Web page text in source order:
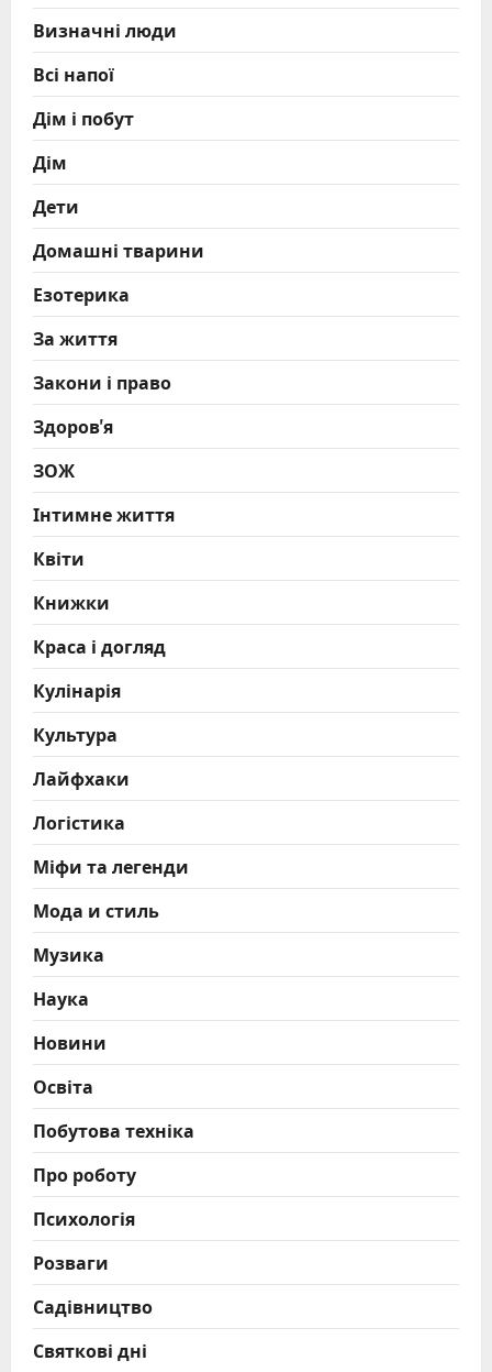
Визначні люди
Всі напої
Дім і побут
Дім
Дети
Домашні тварини
Езотерика
За життя
Закони і право
Здоров'я
ЗОЖ
Інтимне життя
Квіти
Книжки
Краса і догляд
Кулінарія
Культура
Лайфхаки
Логістика
Міфи та легенди
Мода и стиль
Музика
Наука
Новини
Освіта
Побутова техніка
Про роботу
Психологія
Розваги
Садівництво
Святкові дні